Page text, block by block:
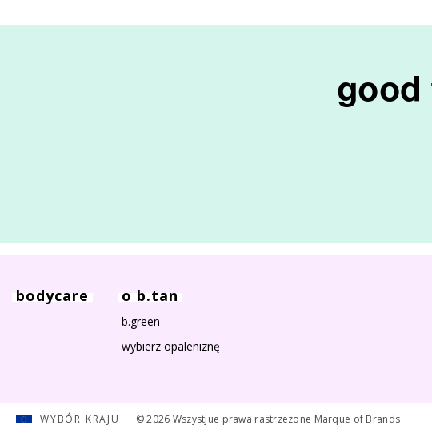
good
bodycare o b.tan
b.green
wybierz opaleniznę
WYBÓR KRAJU © 2026 Wszystjue prawa rastrzezone Marque of Brands